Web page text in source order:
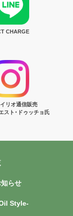
CHARGE
リオ通信販売
スト･ドゥッチョ氏
らせ
Style-